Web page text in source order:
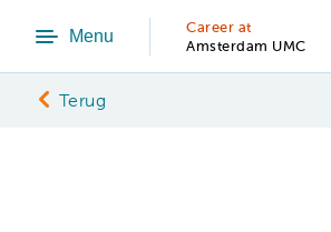
Menu
Career at
Amsterdam UMC
Terug